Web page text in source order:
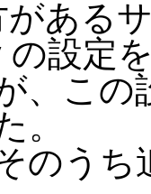
ある
の設定
、こ
。
のうち